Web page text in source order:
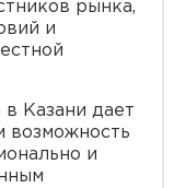
рынка,
и
Казани дает
возможность
и